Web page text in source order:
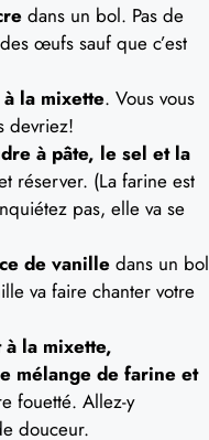
dans un bol. Pas de
œufs sauf que c’est
la mixette. Vous vous
devriez!
à pâte, le sel et la
réserver. (La farine est
pas, elle va se
de vanille dans un bol
va faire chanter votre
à la mixette,
mélange de farine et
fouetté. Allez-y
douceur.